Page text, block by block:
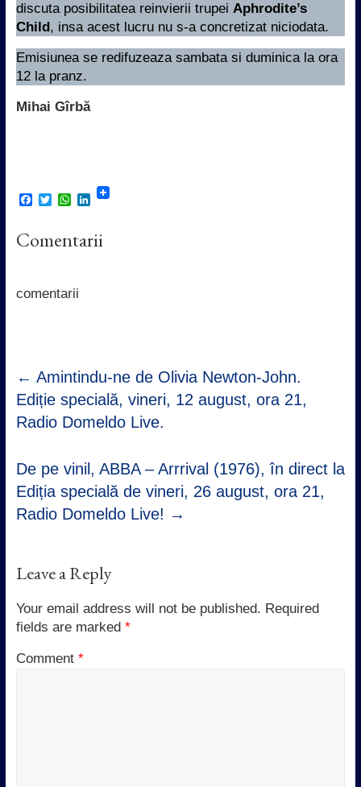
discuta posibilitatea reinvierii trupei Aphrodite’s
Child, insa acest lucru nu s-a concretizat niciodata.
Emisiunea se redifuzeaza sambata si duminica la ora
12 la pranz.
Mihai Gîrbă
F
e
b
k
T
t
t
W
t
s
p
L
k
e
Comentarii
comentarii
← Amintindu-ne de Olivia Newton-John.
Ediție specială, vineri, 12 august, ora 21,
Radio Domeldo Live.
De pe vinil, ABBA – Arrrival (1976), în direct la
Ediția specială de vineri, 26 august, ora 21,
Radio Domeldo Live! →
Leave a Reply
Your email address will not be published. Required
fields are marked *
Comment *